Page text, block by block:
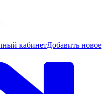
кабинетДобавить новое